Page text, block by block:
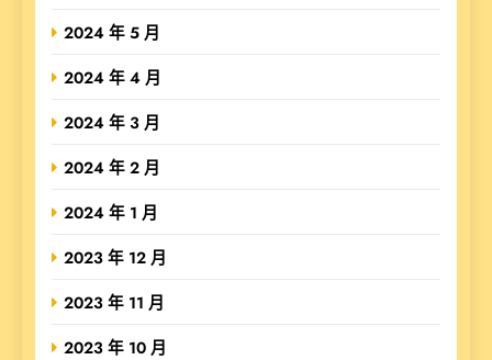
2024 年 5 月
2024 年 4 月
2024 年 3 月
2024 年 2 月
2024 年 1 月
2023 年 12 月
2023 年 11 月
2023 年 10 月